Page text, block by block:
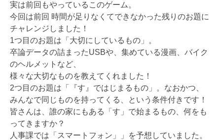
実は前回もやっているこのゲーム。
今回は前回 時間が足りなくてできなかった残りのお題に
チャレンジしました！
1つ目のお題は「大切にしているもの」。
卒論データの詰まったUSBや、集めている漫画、バイク
のヘルメットなど、
様々な大切なものを教えてくれました！
2つ目のお題は「『す』ではじまるもの」。なおかつ、
みんなで同じものを持ってくる、という条件付きです！
皆さんは、誰の家にもある「す」で始まるもの、何をも
ってきますか？
人事課では「スマートフォン」」を予想していました。